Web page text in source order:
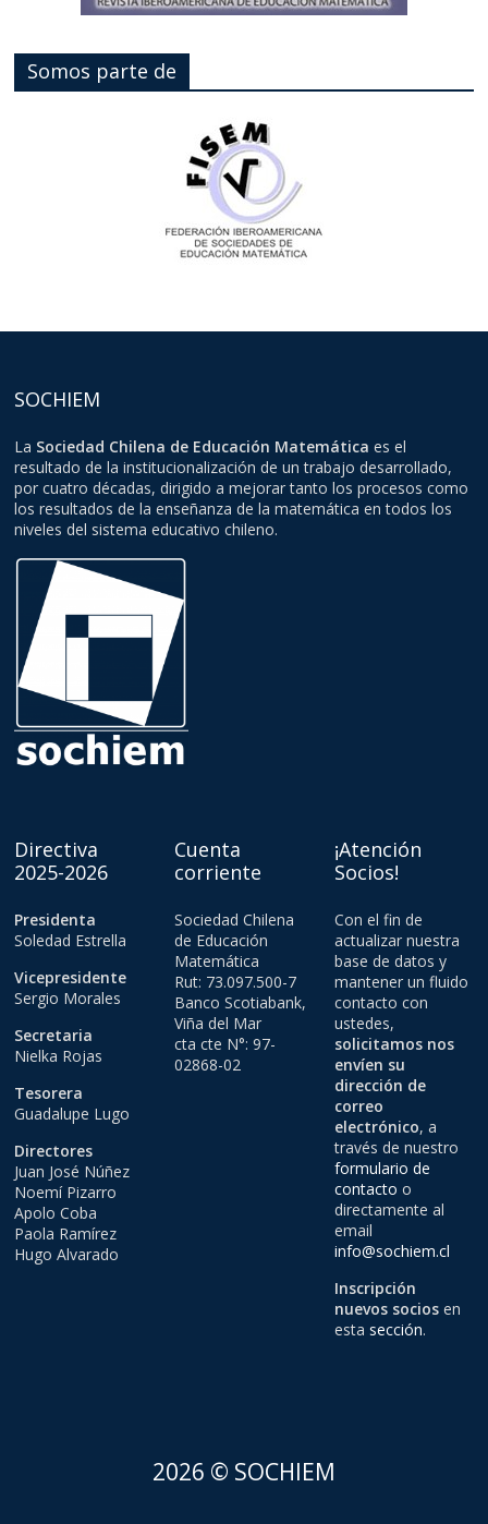
Somos parte de
SOCHIEM
La Sociedad Chilena de Educación Matemática es el
resultado de la institucionalización de un trabajo desarrollado,
por cuatro décadas, dirigido a mejorar tanto los procesos como
los resultados de la enseñanza de la matemática en todos los
niveles del sistema educativo chileno.
Directiva
2025-2026
Presidenta
Soledad Estrella
Vicepresidente
Sergio Morales
Secretaria
Nielka Rojas
Tesorera
Guadalupe Lugo
Directores
Juan José Núñez
Noemí Pizarro
Apolo Coba
Paola Ramírez
Hugo Alvarado
Cuenta
corriente
Sociedad Chilena
de Educación
Matemática
Rut: 73.097.500-7
Banco Scotiabank,
Viña del Mar
cta cte N°: 97-
02868-02
¡Atención
Socios!
Con el fin de
actualizar nuestra
base de datos y
mantener un fluido
contacto con
ustedes,
solicitamos nos
envíen su
dirección de
correo
electrónico, a
través de nuestro
formulario de
contacto o
directamente al
email
info@sochiem.cl
Inscripción
nuevos sociosen
esta sección.
2026 © SOCHIEM